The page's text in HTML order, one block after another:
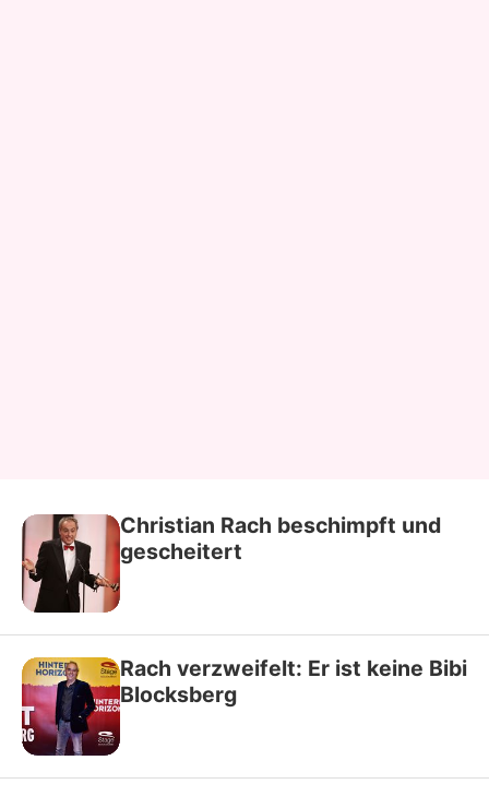
Christian Rach beschimpft und
gescheitert
Rach verzweifelt: Er ist keine Bibi
Blocksberg